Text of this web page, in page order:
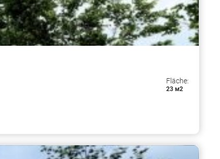
Fläche:
23 м2